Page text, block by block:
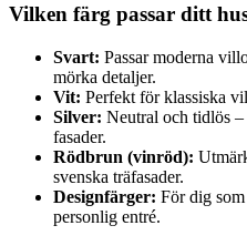
Vilken färg passar ditt
Svart: Passar moderna
mörka detaljer.
Vit: Perfekt för klassiska
Silver: Neutral och tidlös –
fasader.
Rödbrun (vinröd):
svenska träfasader.
Designfärger: För dig
personlig entré.